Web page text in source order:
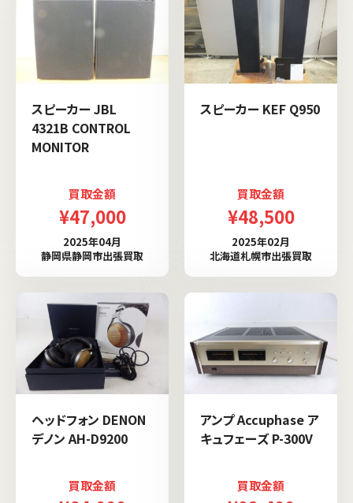
スピーカー JBL
4321B CONTROL
MONITOR
買取金額
¥47,000
2025年04月
静岡県静岡市出張買取
スピーカー KEF Q950
買取金額
¥48,500
2025年02月
北海道札幌市出張買取
ヘッドフォン DENON
デノン AH-D9200
買取金額
アンプ Accuphase ア
キュフェーズ P-300V
買取金額